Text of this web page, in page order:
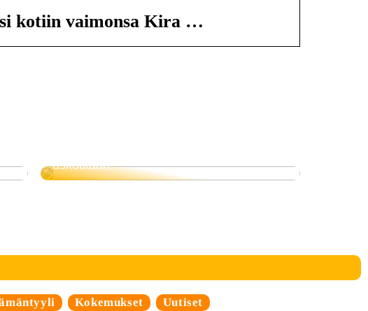
kotiin vaimonsa Kira …
uskotkaan
Kokemukset Uutiset